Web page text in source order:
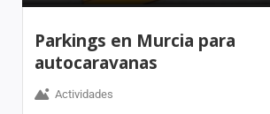
Parkings en Murcia para
autocaravanas
Actividades